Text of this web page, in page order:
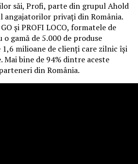
săi, Profi, parte din grupul Ahold
angajatorilor privați din România.
și PROFI LOCO, formatele de
o gamă de 5.000 de produse
1,6 milioane de clienți care zilnic își
bine de 94% dintre aceste
din România.